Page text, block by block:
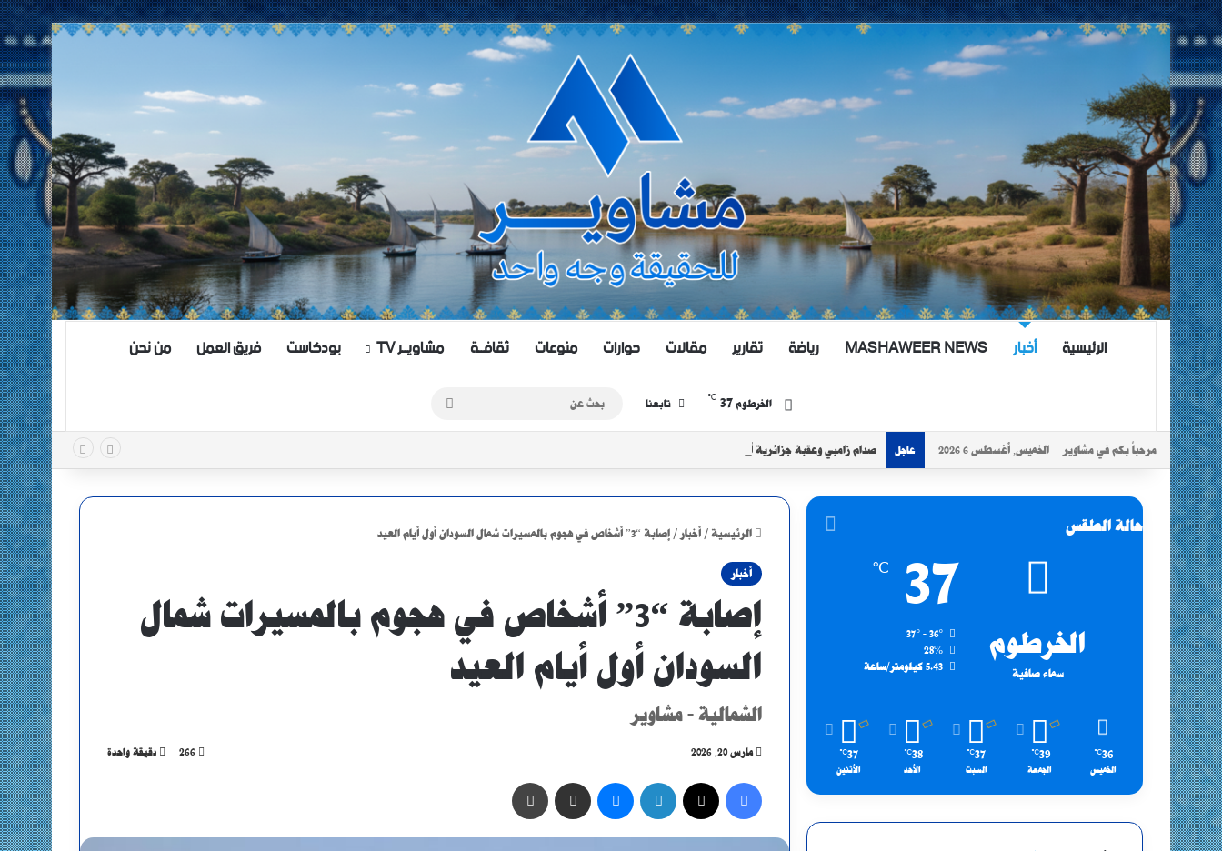
الرئيسية أخبار MASHAWEER NEWS رياضة تقارير مقالات حوارات منوعات ثقافــة مشاويــر TV بودكاست فريق العمل من نحن
الخرطوم 37
℃
تابعنا
عن
مرحباً بكم في مشاوير الخميس, أغسطس 6 2026 عاجل صدام زامبي وعقبة جزائرية أو غينية محتملة.. تعرف على مسار المريخ في أبطال أفريقيا
الرئيسية / أخبار / إصابة “3” أشخاص في هجوم بالمسيرات شمال السودان أول أيام العيد
أخبار
إصابة “3” أشخاص في هجوم بالمسيرات شمال
السودان أول أيام العيد
الشمالية - مشاوير
مارس 20, 2026 266 دقيقة واحدة
فيسبوك لينكدإن ماسنجر مشاركة عبر البريد
حالة الطقس
الخرطوم
سماء صافية
37
℃
28%
5.43 كيلومتر/ساعة
36
℃
الخميس
39
℃
الجمعة
37
℃
السبت
38
℃
الأحد
37
℃
الأثنين